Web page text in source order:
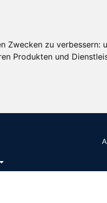
Zwecken zu verbessern:
Produkten und